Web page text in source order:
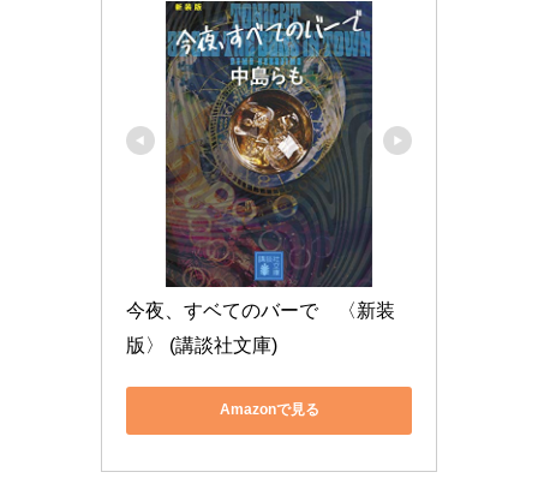
今夜、すベてのバーで　〈新装
版〉 (講談社文庫)
Amazonで見る